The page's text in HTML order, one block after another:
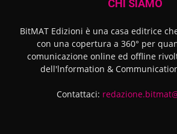
CHI SIAMO
BitMAT Edizioni è una casa editrice
con una copertura a 360° per
comunicazione online ed offline
dell'lnformation &
Contattaci: